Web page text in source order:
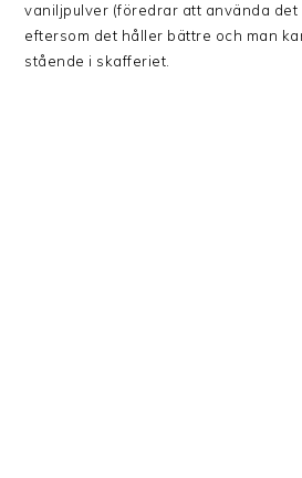
vaniljpulver (föredrar att använda
eftersom det håller bättre och man
stående i skafferiet.